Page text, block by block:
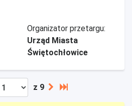
Organizator przetargu:
Urząd Miasta
Świętochłowice
z 9